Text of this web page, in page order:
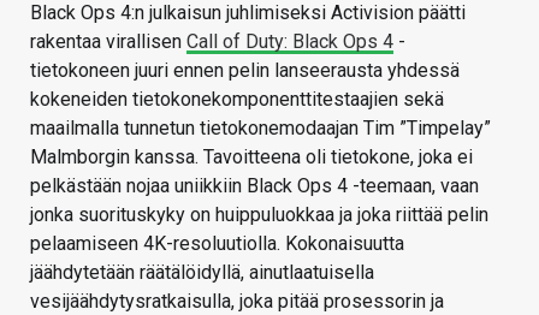
Black Ops 4:n julkaisun juhlimiseksi Activision päätti
rakentaa virallisen Call of Duty: Black Ops 4 -
tietokoneen juuri ennen pelin lanseerausta yhdessä
kokeneiden tietokonekomponenttitestaajien sekä
maailmalla tunnetun tietokonemodaajan Tim ”Timpelay”
Malmborgin kanssa. Tavoitteena oli tietokone, joka ei
pelkästään nojaa uniikkiin Black Ops 4 -teemaan, vaan
jonka suorituskyky on huippuluokkaa ja joka riittää pelin
pelaamiseen 4K-resoluutiolla. Kokonaisuutta
jäähdytetään räätälöidyllä, ainutlaatuisella
vesijäähdytysratkaisulla, joka pitää prosessorin ja